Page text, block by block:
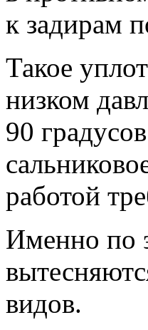
к задирам
Такое
низком
90
работой
Именно по
видов.